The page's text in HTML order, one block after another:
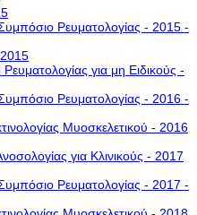
Ρευματολογίας - 2015 -
Ρευματολογίας για μη Ειδικούς -
Ρευματολογίας - 2016 -
Μυοσκελετικού - 2016
για Κλινικούς - 2017
Ρευματολογίας - 2017 -